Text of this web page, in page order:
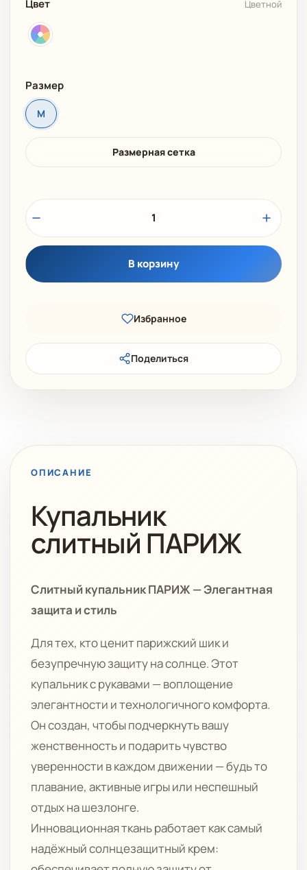
Цвет Цветной
Размер
M
Размерная сетка
1
В корзину
Избранное
Поделиться
ОПИСАНИЕ
Купальник
слитный ПАРИЖ
Слитный купальник ПАРИЖ — Элегантная
защита и стиль
Для тех, кто ценит парижский шик и
безупречную защиту на солнце. Этот
купальник с рукавами — воплощение
элегантности и технологичного комфорта.
Он создан, чтобы подчеркнуть вашу
женственность и подарить чувство
уверенности в каждом движении — будь то
плавание, активные игры или неспешный
отдых на шезлонге.
Инновационная ткань работает как самый
надёжный солнцезащитный крем: